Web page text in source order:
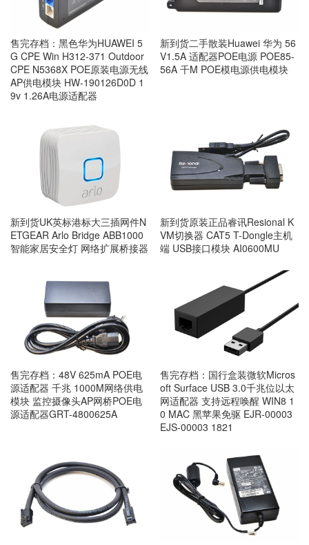
售完存档：黑色华为HUAWEI 5
G CPE Win H312-371 Outdoor
CPE N5368X POE原装电源无线
AP供电模块 HW-190126D0D 1
9v 1.26A电源适配器
新到货二手散装Huawei 华为 56
V1.5A 适配器POE电源 POE85-
56A 千M POE模电源供电模块
新到货UK英标港标大三插网件N
ETGEAR Arlo Bridge ABB1000
智能家居安全灯 网络扩展桥接器
新到货原装正品睿讯Resional K
VM切换器 CAT5 T-Dongle主机
端 USB接口模块 AI0600MU
售完存档：48V 625mA POE电
源适配器 千兆 1000M网络供电
模块 监控摄像头AP网桥POE电
源适配器GRT-4800625A
售完存档：国行盒装微软Micros
oft Surface USB 3.0千兆位以太
网适配器 支持远程唤醒 WIN8 1
0 MAC 黑苹果免驱 EJR-00003
EJS-00003 1821